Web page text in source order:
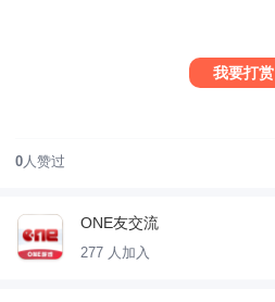
我要打赏
0人赞过
ONE友交流
277 人加入